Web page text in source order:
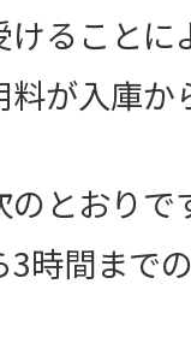
ることに
が入庫
とおりで
時間まで